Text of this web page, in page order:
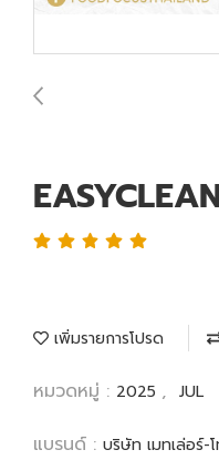
เพิ่มรายการโปรด
หมวดหมู่ : 2025 , JUL
แบรนด์ : บริษัท เมทเล่อร์-